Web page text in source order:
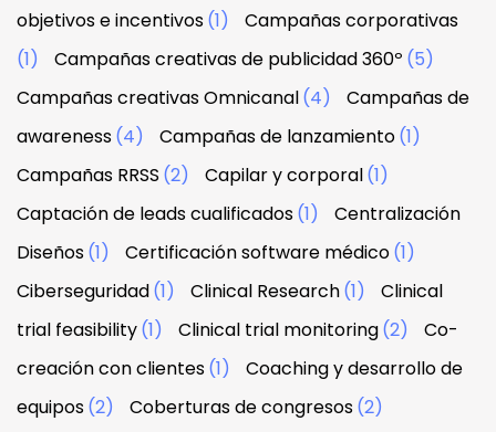
objetivos e incentivos(1)
Campañas corporativas
(1)
Campañas creativas de publicidad 360º (5)
Campañas creativas Omnicanal(4)
Campañas de
awareness(4) Campañas de lanzamiento(1)
Campañas RRSS (2) Capilar y corporal(1)
Captación de leads cualificados(1)
Centralización
Diseños(1) Certificación software médico(1)
Ciberseguridad(1) Clinical Research(1)
Clinical
trial feasibility(1) Clinical trial monitoring(2)
Co-
creación con clientes(1)
Coaching y desarrollo de
equipos(2) Coberturas de congresos(2)